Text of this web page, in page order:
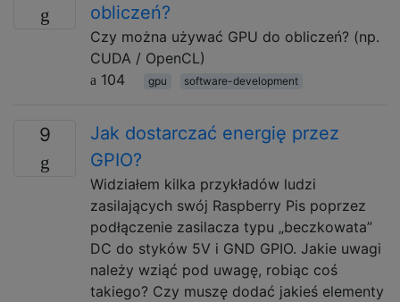
obliczeń?
Czy można używać GPU do obliczeń? (np.
CUDA / OpenCL)
104
gpu software-development
9
Jak dostarczać energię przez
GPIO?
Widziałem kilka przykładów ludzi
zasilających swój Raspberry Pis poprzez
podłączenie zasilacza typu „beczkowata”
DC do styków 5V i GND GPIO. Jakie uwagi
należy wziąć pod uwagę, robiąc coś
takiego? Czy muszę dodać jakieś elementy